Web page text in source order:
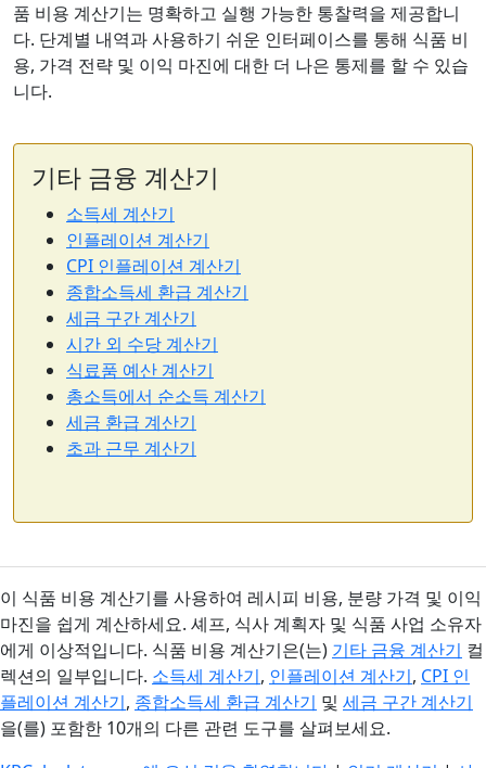
품 비용 계산기는 명확하고 실행 가능한 통찰력을 제공합니
다. 단계별 내역과 사용하기 쉬운 인터페이스를 통해 식품 비
용, 가격 전략 및 이익 마진에 대한 더 나은 통제를 할 수 있습
니다.
기타 금융 계산기
소득세 계산기
인플레이션 계산기
CPI 인플레이션 계산기
종합소득세 환급 계산기
세금 구간 계산기
시간 외 수당 계산기
식료품 예산 계산기
총소득에서 순소득 계산기
세금 환급 계산기
초과 근무 계산기
이 식품 비용 계산기를 사용하여 레시피 비용, 분량 가격 및 이익
마진을 쉽게 계산하세요. 셰프, 식사 계획자 및 식품 사업 소유자
에게 이상적입니다. 식품 비용 계산기은(는) 기타 금융 계산기 컬
렉션의 일부입니다. 소득세 계산기, 인플레이션 계산기, CPI 인
플레이션 계산기, 종합소득세 환급 계산기 및 세금 구간 계산기
을(를) 포함한 10개의 다른 관련 도구를 살펴보세요.